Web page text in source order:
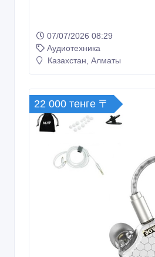
07/07/2026 08:29
Аудиотехника
Казахстан, Алматы
22 000 тенге 〒